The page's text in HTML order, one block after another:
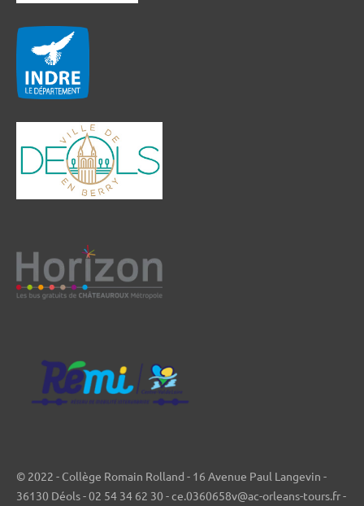
© 2022 - Collège Romain Rolland - 16 Avenue Paul Langevin -
36130 Déols - 02 54 34 62 30 - ce.0360658v@ac-orleans-tours.fr -